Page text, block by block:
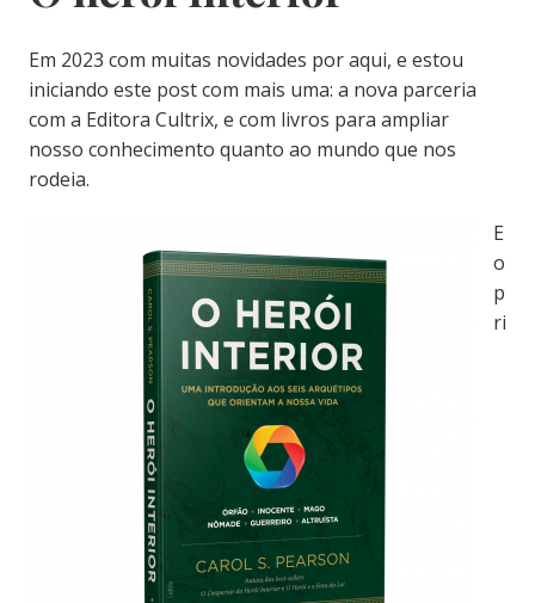
Em 2023 com muitas novidades por aqui, e estou
iniciando este post com mais uma: a nova parceria
com a Editora Cultrix, e com livros para ampliar
nosso conhecimento quanto ao mundo que nos
rodeia.
E
o
p
ri